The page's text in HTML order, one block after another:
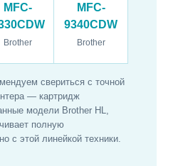
MFC-
Brother
MFC-
9340CDW
Brother
свериться с точной
— картридж
модели Brother HL,
полную
с этой линейкой техники.